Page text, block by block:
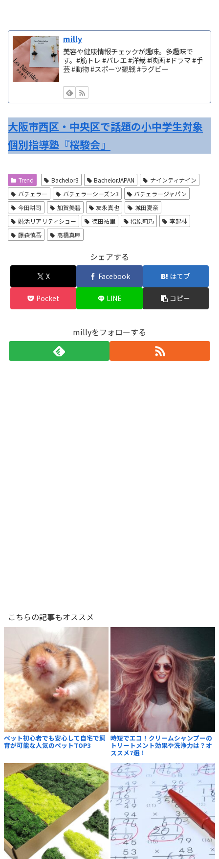
milly
美容や健康情報チェックが趣味。多趣味で
す。#筋トレ #バレエ #洋裁 #映画 #ドラマ #手
芸 #動物 #スポーツ観戦 #ラグビー
大阪市西区・中央区で話題の小中学生対象
個別指導塾『桜駿会』
Trend Bachelor3 BachelorJAPAN
ナインティナイン
バチェラー
バチェラーシーズン3
バチェラージャパン
今田耕司
加賀美碧 友永真也
城田夏奈
婚活リアリティショー
徳田祐里 指原莉乃
李起林
藤森慎吾
高橋真麻
シェアする
X Facebook はてブ
Pocket LINE コピー
millyをフォローする
こちらの記事もオススメ
ペット初心者でも安心して自宅で飼
育が可能な人気のペットTOP3
時短でエコ！クリームシャンプーの
トリートメント効果や洗浄力は？オ
ススメ7選！